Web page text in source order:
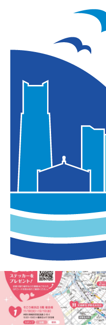
かえるのピク
christmas！ス
※こちらのイベントは終了しております